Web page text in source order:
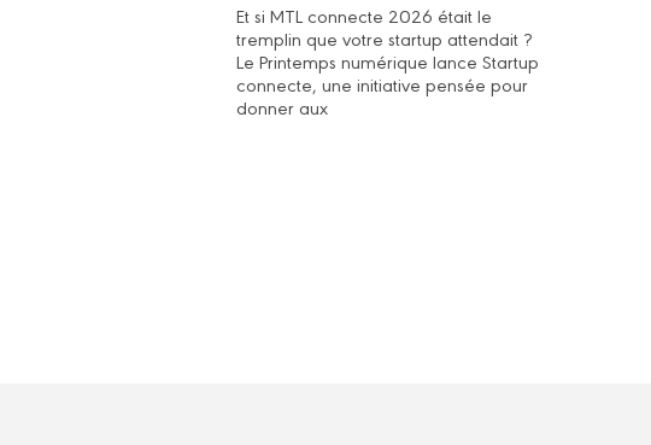
Et si MTL connecte 2026 était le
tremplin que votre startup attendait ?
Le Printemps numérique lance Startup
connecte, une initiative pensée pour
donner aux